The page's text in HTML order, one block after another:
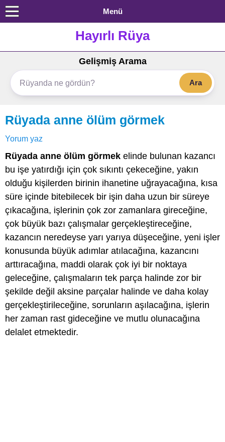
Menü
Hayırlı Rüya
Gelişmiş Arama
Ara
Rüyada anne ölüm görmek
Yorum yaz
Rüyada anne ölüm görmek elinde bulunan kazancı
bu işe yatırdığı için çok sıkıntı çekeceğine, yakın
olduğu kişilerden birinin ihanetine uğrayacağına, kısa
süre içinde bitebilecek bir işin daha uzun bir süreye
çıkacağına, işlerinin çok zor zamanlara gireceğine,
çok büyük bazı çalışmalar gerçekleştireceğine,
kazancın neredeyse yarı yarıya düşeceğine, yeni işler
konusunda büyük adımlar atılacağına, kazancını
arttıracağına, maddi olarak çok iyi bir noktaya
geleceğine, çalışmaların tek parça halinde zor bir
şekilde değil aksine parçalar halinde ve daha kolay
gerçekleştirileceğine, sorunların aşılacağına, işlerin
her zaman rast gideceğine ve mutlu olunacağına
delalet etmektedir.